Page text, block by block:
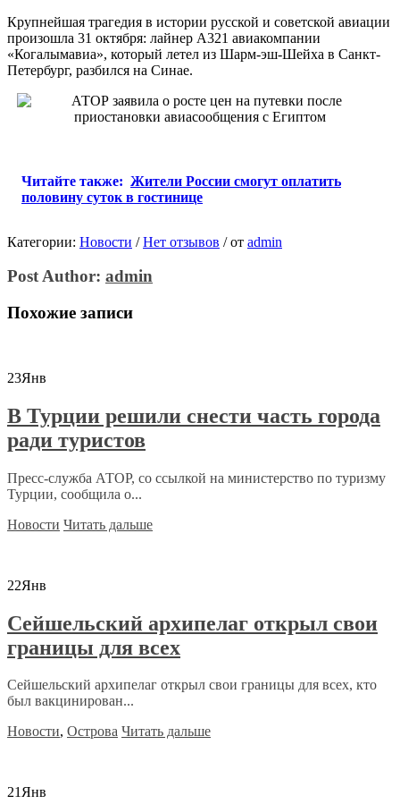
Крупнейшая трагедия в истории русской и советской авиации
произошла 31 октября: лайнер A321 авиакомпании
«Когалымавиа», который летел из Шарм-эш-Шейха в Санкт-
Петербург, разбился на Синае.
Читайте также: Жители России смогут оплатить
половину суток в гостинице
Категории: Новости / Нет отзывов /от admin
Post Author: admin
Похожие записи
23Янв
В Турции решили снести часть города
ради туристов
Пресс-служба АТОР, со ссылкой на министерство по туризму
Турции, сообщила о...
Новости Читать дальше
22Янв
Сейшельский архипелаг открыл свои
границы для всех
Сейшельский архипелаг открыл свои границы для всех, кто
был вакцинирован...
Новости, Острова Читать дальше
21Янв